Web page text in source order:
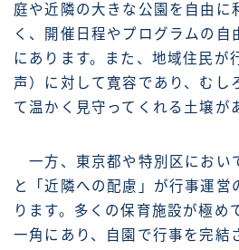
庭や近隣の大きな公園を自由に
く、開催日程やプログラムの自
にあります。また、地域住民が
声）に対して寛容であり、むし
て温かく見守ってくれる土壌が
一方、東京都や特別区におい
と「近隣への配慮」が行事運営
ります。多くの保育施設が極め
一角にあり、自園で行事を完結